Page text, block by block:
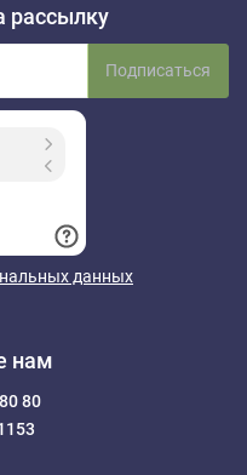
рассылку
Подписаться
данных
нам
80